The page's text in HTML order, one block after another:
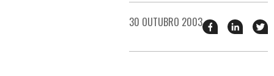
30 OUTUBRO 2003 Compartilhar
esse
no
esse
no